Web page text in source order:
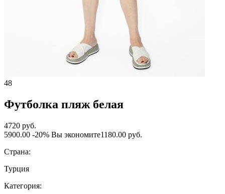
48
Футболка пляж белая
4720 руб.
5900.00 -20% Вы экономите1180.00 руб.
Страна:
Турция
Категория: